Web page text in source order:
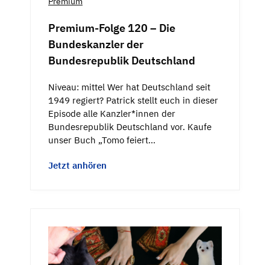
Premium-Folge 120 – Die
Bundeskanzler der
Bundesrepublik Deutschland
Niveau: mittel Wer hat Deutschland seit
1949 regiert? Patrick stellt euch in dieser
Episode alle Kanzler*innen der
Bundesrepublik Deutschland vor. Kaufe
unser Buch „Tomo feiert…
Jetzt anhören